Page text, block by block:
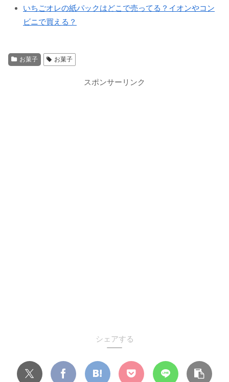
いちごオレの紙パックはどこで売ってる？イオンやコン
ビニで買える？
お菓子 お菓子
スポンサーリンク
シェアする